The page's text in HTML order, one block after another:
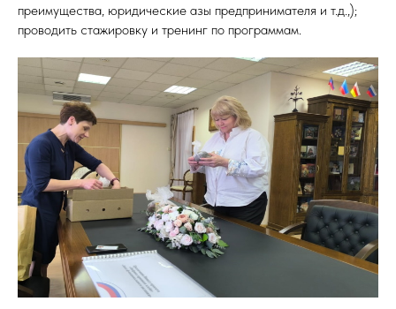
преимущества, юридические азы предпринимателя и т.д.,);
проводить стажировку и тренинг по программам.